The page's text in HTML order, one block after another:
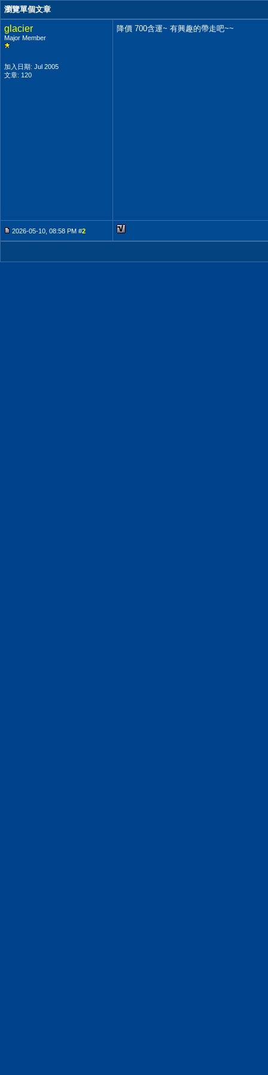
瀏覽單個文章
glacier
Major Member
加入日期: Jul 2005
文章: 120
降價 700含運~ 有興趣的帶走吧~~
2026-05-10, 08:58 PM #2